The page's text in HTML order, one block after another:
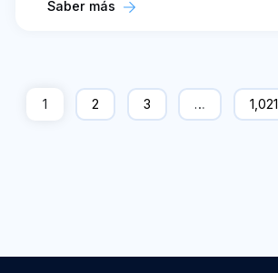
Saber más
1 2 3 … 1,021